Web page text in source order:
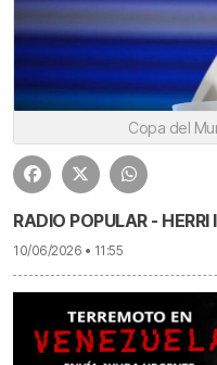
Copa del
RADIO POPULAR - HERRI
10/06/2026 • 11:55